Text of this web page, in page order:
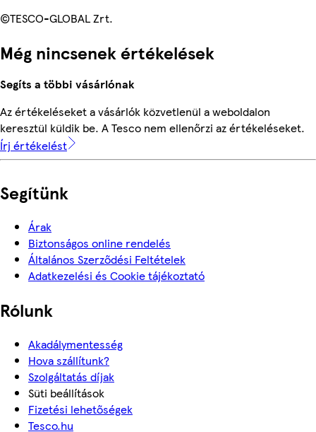
©TESCO-GLOBAL Zrt.
Még nincsenek értékelések
Segíts a többi vásárlónak
Az értékeléseket a vásárlók közvetlenül a weboldalon
keresztül küldik be. A Tesco nem ellenőrzi az értékeléseket.
Írj értékelést
Segítünk
Árak
Biztonságos online rendelés
Általános Szerződési Feltételek
Adatkezelési és Cookie tájékoztató
Rólunk
Akadálymentesség
Hova szállítunk?
Szolgáltatás díjak
Süti beállítások
Fizetési lehetőségek
Tesco.hu